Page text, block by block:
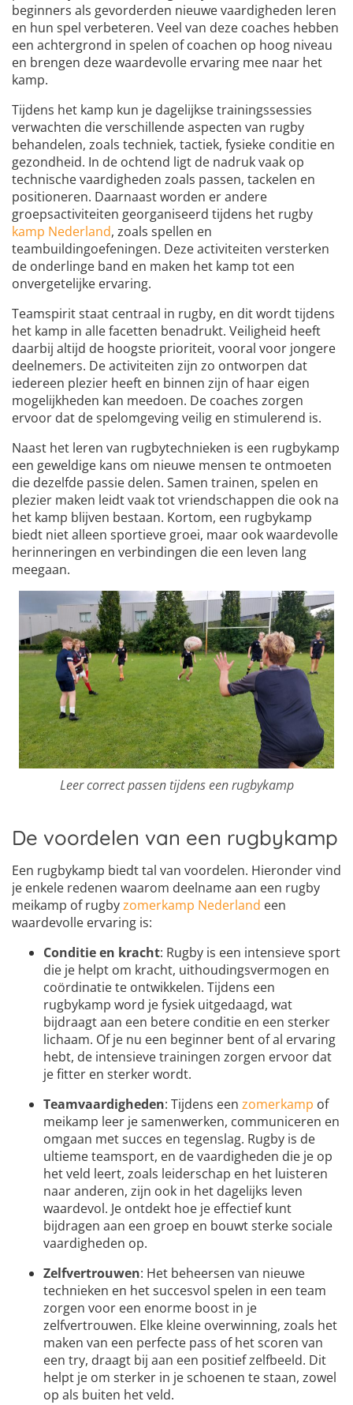
beginners als gevorderden nieuwe vaardigheden leren
en hun spel verbeteren. Veel van deze coaches hebben
een achtergrond in spelen of coachen op hoog niveau
en brengen deze waardevolle ervaring mee naar het
kamp.
Tijdens het kamp kun je dagelijkse trainingssessies
verwachten die verschillende aspecten van rugby
behandelen, zoals techniek, tactiek, fysieke conditie en
gezondheid. In de ochtend ligt de nadruk vaak op
technische vaardigheden zoals passen, tackelen en
positioneren. Daarnaast worden er andere
groepsactiviteiten georganiseerd tijdens het rugby
kamp Nederland, zoals spellen en
teambuildingoefeningen. Deze activiteiten versterken
de onderlinge band en maken het kamp tot een
onvergetelijke ervaring.
Teamspirit staat centraal in rugby, en dit wordt tijdens
het kamp in alle facetten benadrukt. Veiligheid heeft
daarbij altijd de hoogste prioriteit, vooral voor jongere
deelnemers. De activiteiten zijn zo ontworpen dat
iedereen plezier heeft en binnen zijn of haar eigen
mogelijkheden kan meedoen. De coaches zorgen
ervoor dat de spelomgeving veilig en stimulerend is.
Naast het leren van rugbytechnieken is een rugbykamp
een geweldige kans om nieuwe mensen te ontmoeten
die dezelfde passie delen. Samen trainen, spelen en
plezier maken leidt vaak tot vriendschappen die ook na
het kamp blijven bestaan. Kortom, een rugbykamp
biedt niet alleen sportieve groei, maar ook waardevolle
herinneringen en verbindingen die een leven lang
meegaan.
Leer correct passen tijdens een rugbykamp
De voordelen van een rugbykamp
Een rugbykamp biedt tal van voordelen. Hieronder vind
je enkele redenen waarom deelname aan een rugby
meikamp of rugbyzomerkamp Nederland een
waardevolle ervaring is:
Conditie en kracht: Rugby is een intensieve sport
die je helpt om kracht, uithoudingsvermogen en
coördinatie te ontwikkelen. Tijdens een
rugbykamp word je fysiek uitgedaagd, wat
bijdraagt aan een betere conditie en een sterker
lichaam. Of je nu een beginner bent of al ervaring
hebt, de intensieve trainingen zorgen ervoor dat
je fitter en sterker wordt.
Teamvaardigheden: Tijdens een zomerkamp of
meikamp leer je samenwerken, communiceren en
omgaan met succes en tegenslag. Rugby is de
ultieme teamsport, en de vaardigheden die je op
het veld leert, zoals leiderschap en het luisteren
naar anderen, zijn ook in het dagelijks leven
waardevol. Je ontdekt hoe je effectief kunt
bijdragen aan een groep en bouwt sterke sociale
vaardigheden op.
Zelfvertrouwen: Het beheersen van nieuwe
technieken en het succesvol spelen in een team
zorgen voor een enorme boost in je
zelfvertrouwen. Elke kleine overwinning, zoals het
maken van een perfecte pass of het scoren van
een try, draagt bij aan een positief zelfbeeld. Dit
helpt je om sterker in je schoenen te staan, zowel
op als buiten het veld.